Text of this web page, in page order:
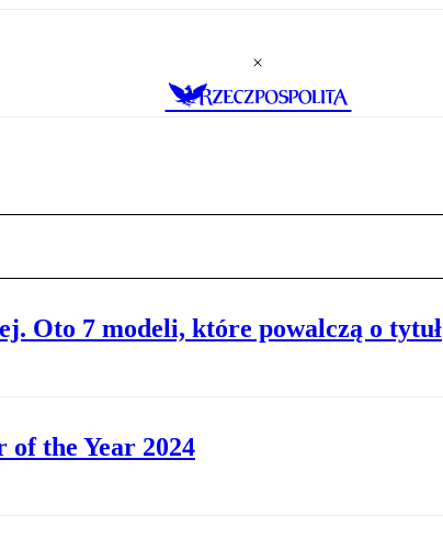
Oto 7 modeli, które powalczą o tytuł
of the Year 2024